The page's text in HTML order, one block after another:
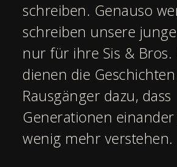
schreiben. Genauso
schreiben unsere
nur für ihre Sis & Bros.
dienen die
Rausgänger dazu, dass
Generationen
wenig mehr verstehen.